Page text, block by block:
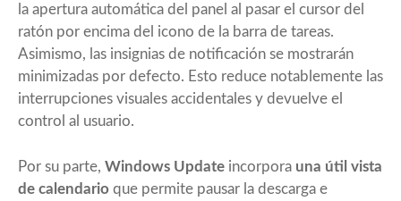
la apertura automática del panel al pasar el cursor del
ratón por encima del icono de la barra de tareas.
Asimismo, las insignias de notificación se mostrarán
minimizadas por defecto. Esto reduce notablemente las
interrupciones visuales accidentales y devuelve el
control al usuario.
Por su parte, Windows Update incorpora una útil vista
de calendario que permite pausar la descarga e